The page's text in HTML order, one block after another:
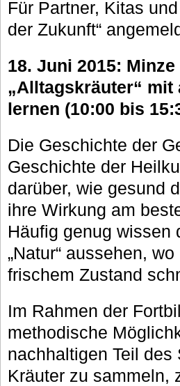
Für Partner, Kitas
der Zukunft“
18. Juni 2015:
„Alltagskräuter“ mit
lernen (10:00 bis
Die Geschichte der
Geschichte der
darüber, wie gesund
ihre Wirkung am
Häufig genug wissen
„Natur“ aussehen,
frischem Zustand
Im Rahmen der
methodische
nachhaltigen Teil
Kräuter zu sammeln,